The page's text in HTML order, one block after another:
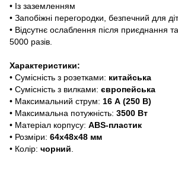
• Із заземленням
• Запобіжні перегородки, безпечний для
• Відсутнє ослаблення після приєднання
5000 разів.
Характеристики:
• Сумісність з розетками: китайська
• Сумісність з вилками: європейська
• Максимальний струм: 16 А (250 В)
• Максимальна потужність: 3500 Вт
• Матеріал корпусу: ABS-пластик
• Розміри: 64x48x48 мм
• Колір: чорний